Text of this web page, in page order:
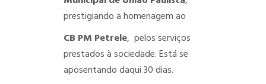
prestigiando a homenagem ao
CB PM Petrele, pelos serviços
prestados à sociedade. Está se
aposentando daqui 30 dias.